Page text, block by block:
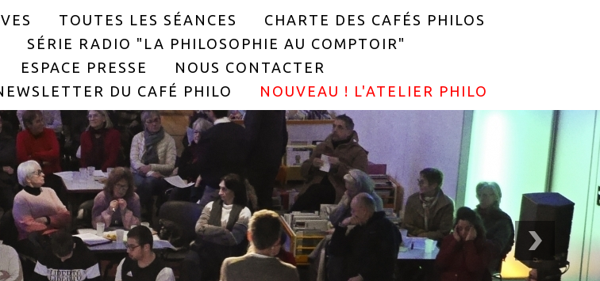
TOUTES LES SÉANCES
CHARTE DES CAFÉS PHILOS
SÉRIE RADIO "LA PHILOSOPHIE AU COMPTOIR"
ESPACE PRESSE
NOUS CONTACTER
DU CAFÉ PHILO
NOUVEAU ! L'ATELIER PHILO